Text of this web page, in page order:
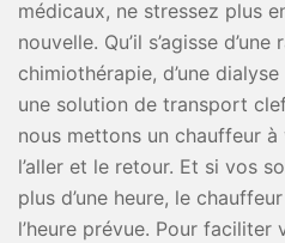
médicaux, ne stressez plus
nouvelle. Qu’il s’agisse
chimiothérapie, d’une
une solution de transport
nous mettons un chauffeur
l’aller et le retour. Et si vos
plus d’une heure, le
l’heure prévue. Pour faciliter